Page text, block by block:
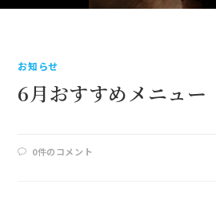
お知らせ
6月おすすめメニュ
0件のコメント